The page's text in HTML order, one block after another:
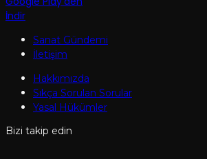
İndir
Sanat Gündemi
İletişim
Hakkımızda
Sıkça Sorulan Sorular
Yasal Hükümler
Bizi takip edin